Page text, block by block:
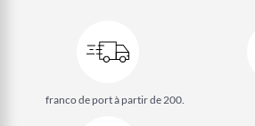
franco de port à partir de 200.